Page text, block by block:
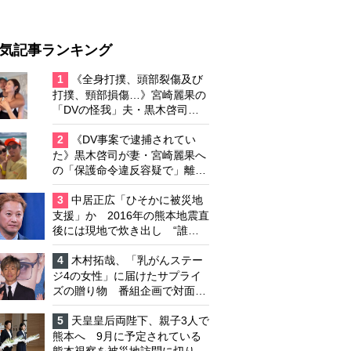
記事ランキング
1
《全身打撲、頭部裂傷及び
打撲、頸部損傷…》宮崎麗果の
「DVの怪我」夫・黒木啓司の
逮捕で始まる「夫婦の闘争」
2
《DV事案で逮捕されてい
た》黒木啓司が妻・宮崎麗果へ
の「保護命令違反容疑で」離婚
協議は「第二ステージ」へ
3
中居正広「ひそかに被災地
支援」か 2016年の熊本地震直
後には現地で炊き出し “誰に
も知られなくて良い”と、むし
ろ強まる福祉活動への思い
4
木村拓哉、「乳がんステー
ジ4の女性」に届けたサプライ
ズの贈り物 番組企画で対面し
たファンが、夢と希望を与える
心遣いに「うれしくて号泣しま
した」
5
天皇皇后両陛下、親子3人で
熊本へ 9月に予定されている